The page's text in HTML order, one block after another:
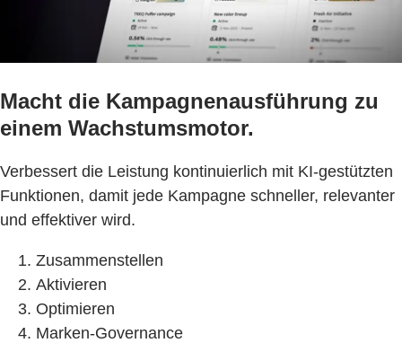
Macht die Kampagnenausführung zu
einem Wachstumsmotor.
Verbessert die Leistung kontinuierlich mit KI-gestützten
Funktionen, damit jede Kampagne schneller, relevanter
und effektiver wird.
Zusammenstellen
Aktivieren
Optimieren
Marken-Governance